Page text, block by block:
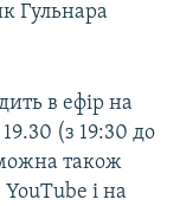
Гульнара
в ефір на
(з 19:30 до
також
і на